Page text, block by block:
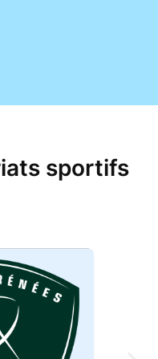
sportifs